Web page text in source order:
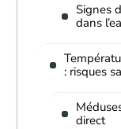
Signes
dans
: risques
direct